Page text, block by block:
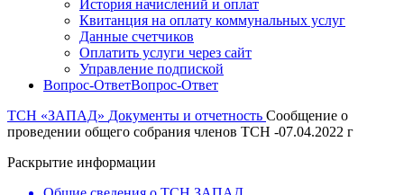
История начислений и оплат
Квитанция на оплату коммунальных услуг
Данные счетчиков
Оплатить услуги через сайт
Управление подпиской
Вопрос-ОтветВопрос-Ответ
ТСН «ЗАПАД» Документы и отчетность Сообщение о
проведении общего собрания членов ТСН -07.04.2022 г
Раскрытие информации